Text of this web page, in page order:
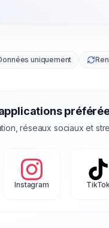
uniquement
réseaux sociaux et
Instagram